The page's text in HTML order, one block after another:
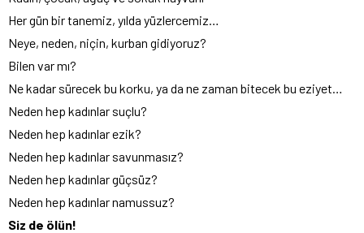
Her gün bir tanemiz, yılda yüzlercemiz…
Neye, neden, niçin, kurban gidiyoruz?
Bilen var mı?
Ne kadar sürecek bu korku, ya da ne zaman bitecek bu eziyet…
Neden hep kadınlar suçlu?
Neden hep kadınlar ezik?
Neden hep kadınlar savunmasız?
Neden hep kadınlar güçsüz?
Neden hep kadınlar namussuz?
Siz de ölün!